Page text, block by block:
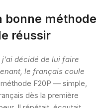
bonne méthode
réussir
décidé de lui faire
le français coule
méthode F20P — simple,
dès la première